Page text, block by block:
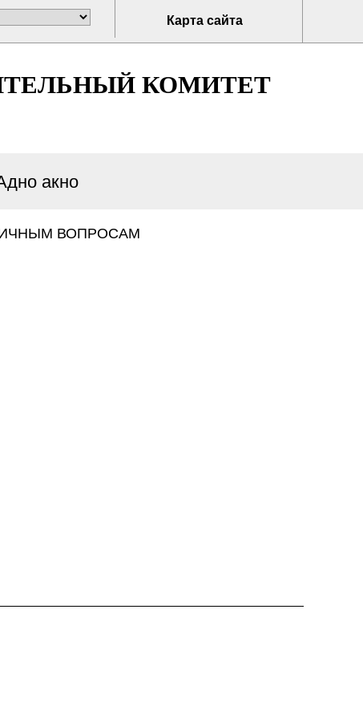
Карта сайта
КОМИТЕТ
акно
ВОПРОСАМ